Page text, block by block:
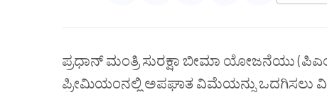
ಪ್ರಧಾನ್ ಮಂತ್ರಿ ಸುರಕ್ಷಾ ಬೀಮಾ ಯೋಜನೆಯು
ಪ್ರೀಮಿಯಂನಲ್ಲಿ ಅಪಘಾತ ವಿಮೆಯನ್ನು ಒದಗಿಸಲು